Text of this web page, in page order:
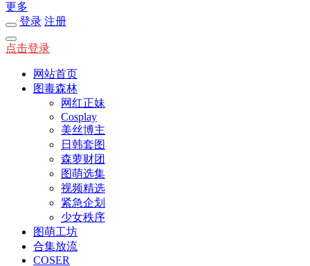
更多
登录 注册
点击登录
网站首页
图毒森林
网红正妹
Cosplay
美丝博主
日韩套图
森萝财团
图萌选集
视频精选
紧急企划
少女秩序
图萌工坊
合集放流
COSER